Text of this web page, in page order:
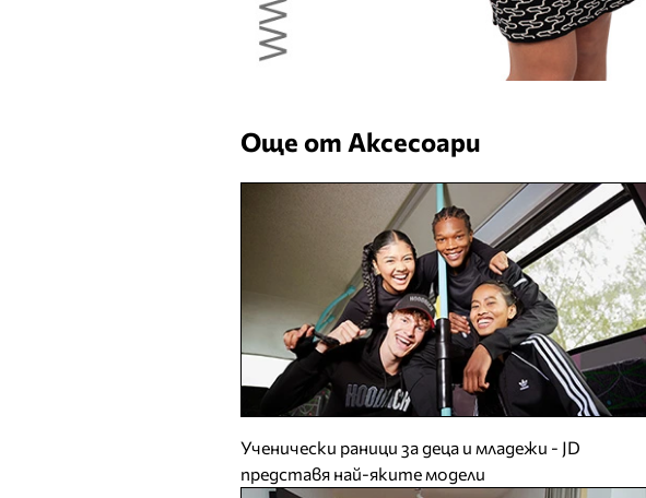
Още от Аксесоари
Ученически раници за деца и младежи - JD
представя най-яките модели